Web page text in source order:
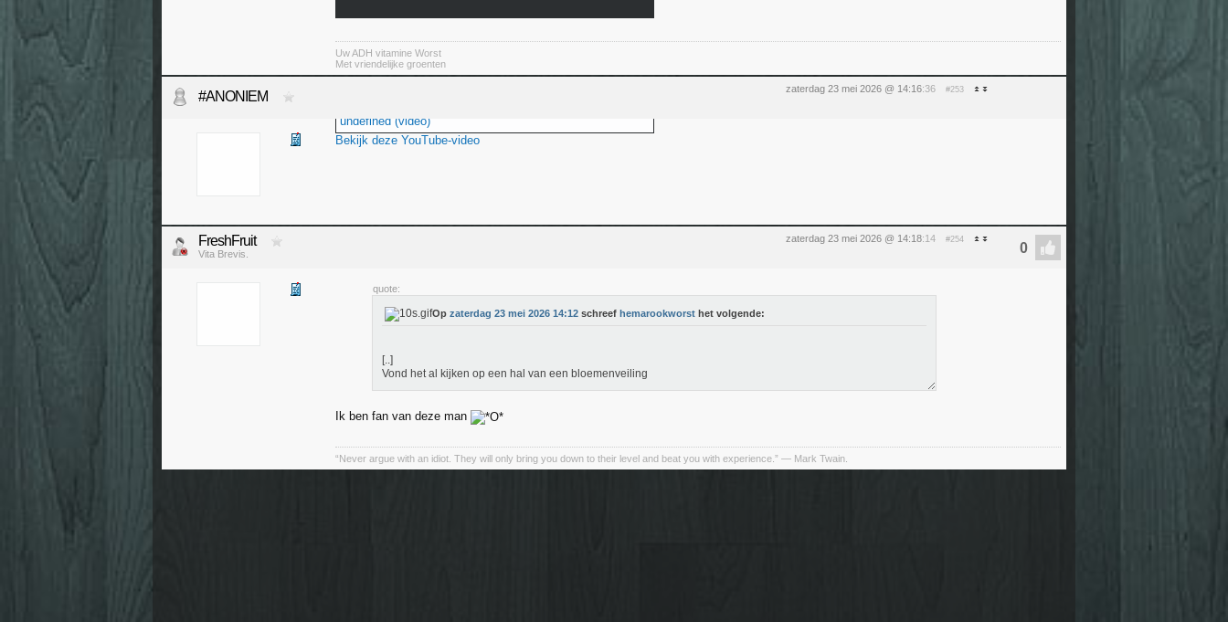
Uw ADH vitamine Worst
Met vriendelijke groenten
zaterdag 23 mei 2026 @ 14:16:36 #253
#ANONIEM
undefined (video)
Bekijk deze YouTube-video
zaterdag 23 mei 2026 @ 14:18:14 #254
FreshFruit
Vita Brevis.
quote:
Op zaterdag 23 mei 2026 14:12 schreef hemarookworst het volgende:
[..]
Vond het al kijken op een hal van een bloemenveiling
Ik ben fan van deze man
“Never argue with an idiot. They will only bring you down to their level and beat you with experience.” ― Mark Twain.